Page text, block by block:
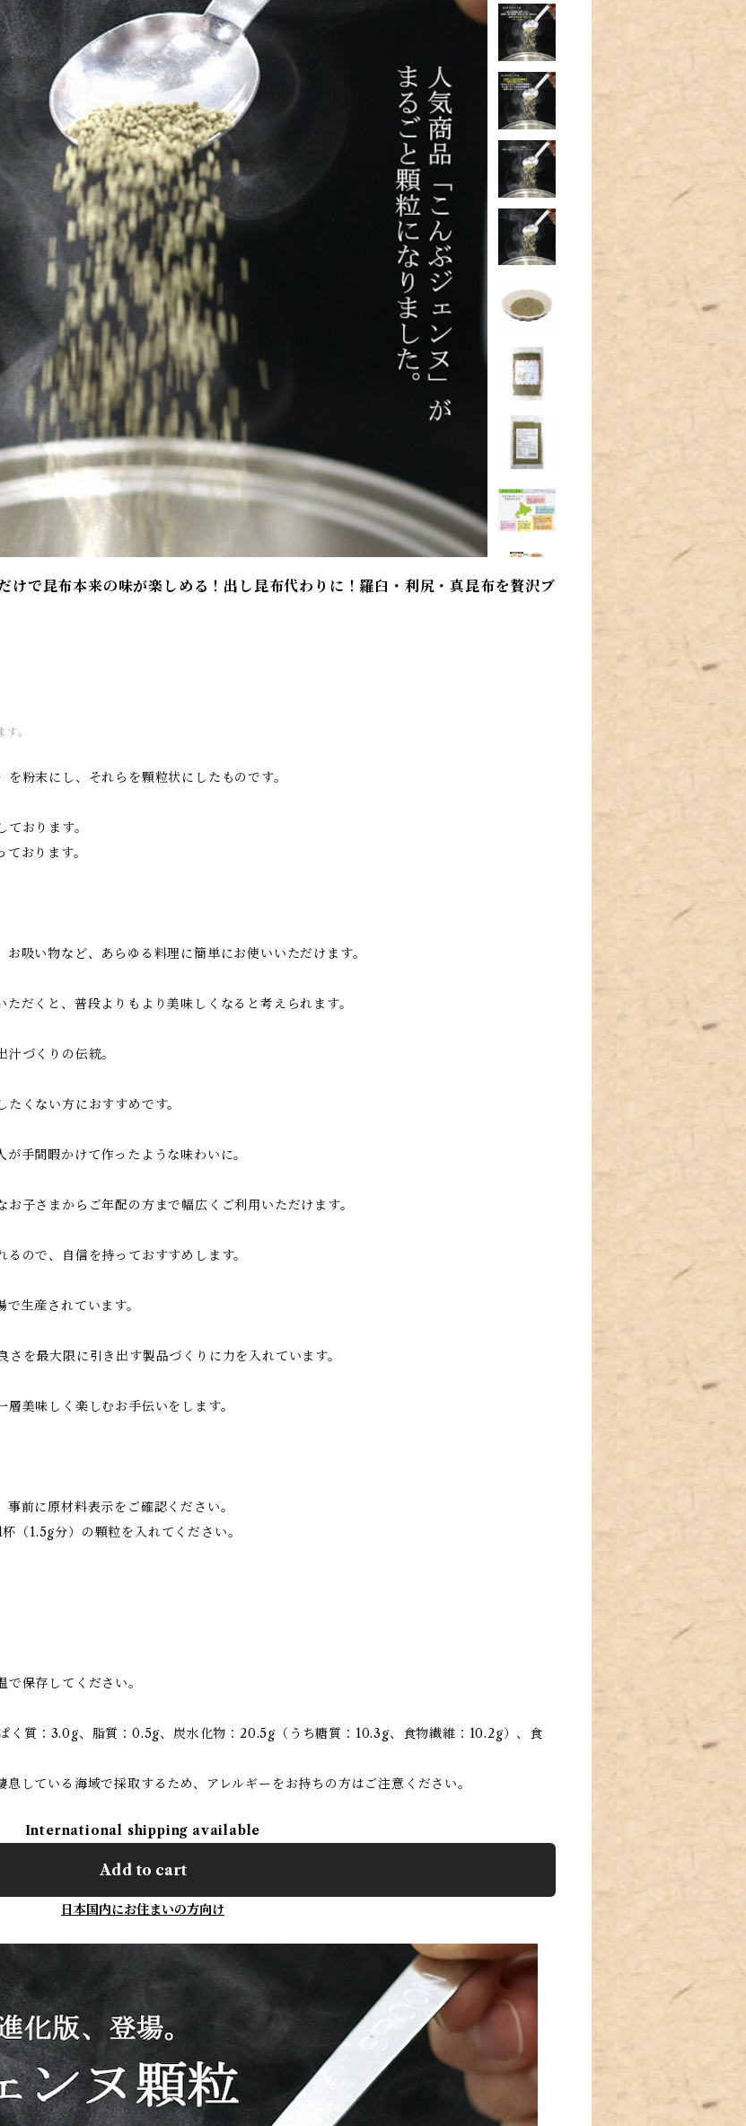
けで昆布本来の味が楽しめる！出し昆布代わりに！羅臼・利尻・真昆布を贅沢ブ
。
粉末にし、それらを顆粒状にしたものです。
おります。
おります。
吸い物など、あらゆる料理に簡単にお使いいただけます。
だくと、普段よりもより美味しくなると考えられます。
づくりの伝統。
くない方におすすめです。
手間暇かけて作ったような味わいに。
子さまからご年配の方まで幅広くご利用いただけます。
ので、自信を持っておすすめします。
生産されています。
を最大限に引き出す製品づくりに力を入れています。
美味しく楽しむお手伝いをします。
前に原材料表示をご確認ください。
（1.5g分）の顆粒を入れてください。
保存してください。
く質：3.0g、脂質：0.5g、炭水化物：20.5g（うち糖質：10.3g、食物繊維：10.2g）、食
している海域で採取するため、アレルギーをお持ちの方はご注意ください。
International shipping available
Add to cart
日本国内にお住まいの方向け